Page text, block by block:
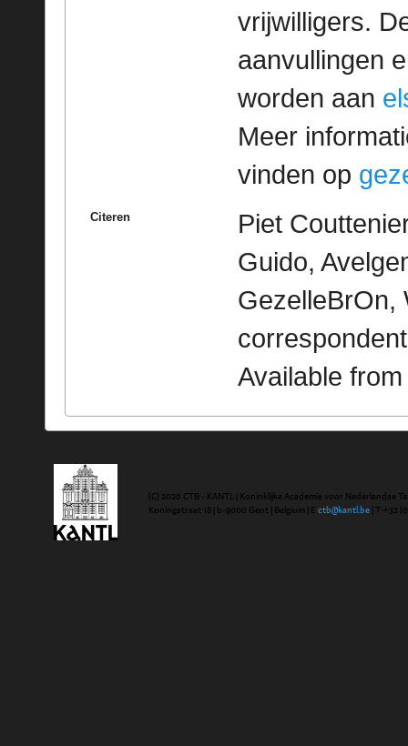
vrijwilligers.
aanvullingen
worden aan
Meer
vinden op
Citeren
Piet
Guido,
GezelleBrOn,
Available
(C) 2020 CTB - KANTL | Koninklijke Academie voor Nederlandse
Koningstraat 18 | b-9000 Gent | Belgium | E ctb@kantl.be | T +32